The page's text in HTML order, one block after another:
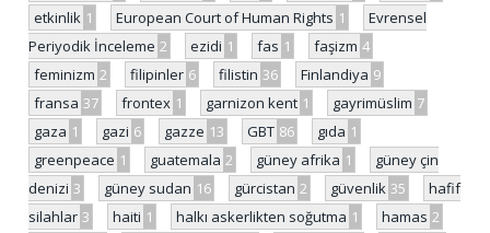
etkinlik 1 European Court of Human Rights 1
Evrensel
Periyodik İnceleme 2 ezidi 1 fas 1 faşizm 4
feminizm 2 filipinler 6 filistin 36 Finlandiya 9
fransa 37 frontex 1 garnizon kent 1 gayrimüslim 7
gaza 1 gazi 6 gazze 13 GBT 86 gıda 1
greenpeace 1 guatemala 2 güney afrika 1
güney çin
denizi 3 güney sudan 16 gürcistan 2 güvenlik 35
hafif
silahlar 3 haiti 1 halkı askerlikten soğutma 1 hamas 2